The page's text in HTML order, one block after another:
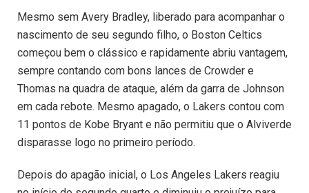
Mesmo sem Avery Bradley, liberado para acompanhar o
nascimento de seu segundo filho, o Boston Celtics
começou bem o clássico e rapidamente abriu vantagem,
sempre contando com bons lances de Crowder e
Thomas na quadra de ataque, além da garra de Johnson
em cada rebote. Mesmo apagado, o Lakers contou com
11 pontos de Kobe Bryant e não permitiu que o Alviverde
disparasse logo no primeiro período.
Depois do apagão inicial, o Los Angeles Lakers reagiu